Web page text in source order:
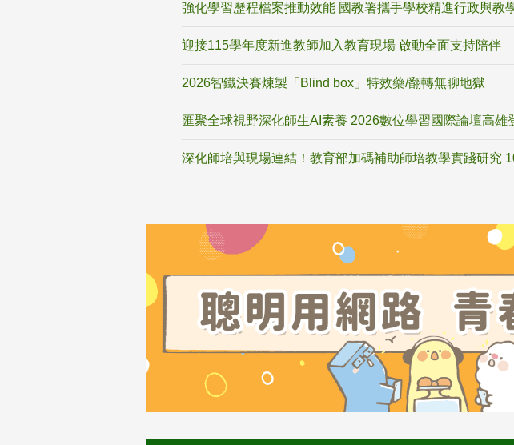
強化學習歷程檔案推動效能 國教署攜手學校精進行政與教
迎接115學年度新進教師加入教育現場 啟動全面支持陪伴
2026智鐵決賽煉製「Blind box」特效藥/翻轉無聊地獄
匯聚全球視野深化師生AI素養 2026數位學習國際論壇高雄
深化師培與現場連結！教育部加碼補助師培教學實踐研究